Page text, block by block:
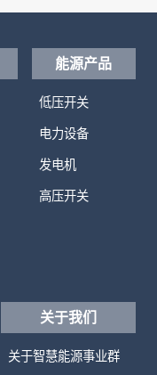
能源产品
低压开关
电力设备
发电机
高压开关
关于我们
关于智慧能源事业群